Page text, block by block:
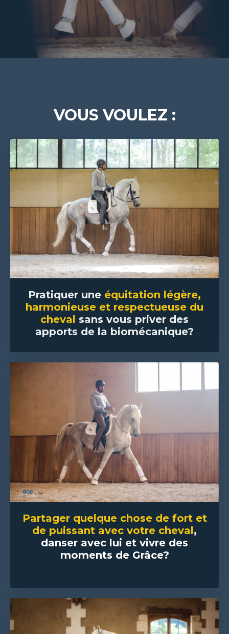
VOUS VOULEZ :
Pratiquer une équitation légère,
harmonieuse et respectueuse du
cheval sans vous priver des
apports de la biomécanique?
Partager quelque chose de fort et
de puissant avec votre cheval,
danser avec lui et vivre des
moments de Grâce?